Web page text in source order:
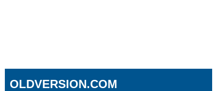
OLDVERSION.COM